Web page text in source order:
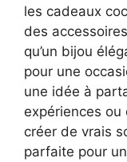
les cadeaux
des
qu’un bijou
pour une
une idée à
expériences
créer de vrais
parfaite pour